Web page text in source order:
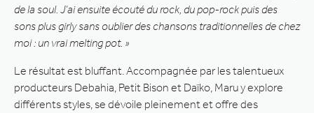
de la soul. J’ai ensuite écouté du rock, du pop-rock puis des
sons plus girly sans oublier des chansons traditionnelles de chez
moi : un vrai melting pot. »
Le résultat est bluffant. Accompagnée par les talentueux
producteurs Debahia, Petit Bison et Daïko, Maru y explore
différents styles, se dévoile pleinement et offre des